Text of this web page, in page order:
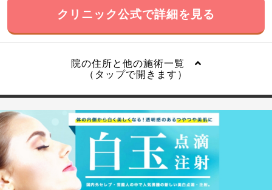
クリニック公式で詳細を見る
院の住所と他の施術一覧
（タップで開きます）